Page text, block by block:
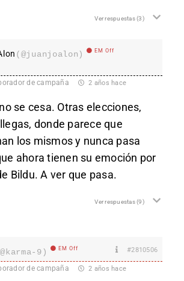
Ver respuestas(3)
(@juanjoalon) EM Off
de campaña 2 años hace
se cesa. Otras elecciones,
donde parece que
los mismos y nunca pasa
ahora tienen su emoción por
Bildu. A ver que pasa.
Ver respuestas(9)
9) EM Off #2810506
de campaña 2 años hace